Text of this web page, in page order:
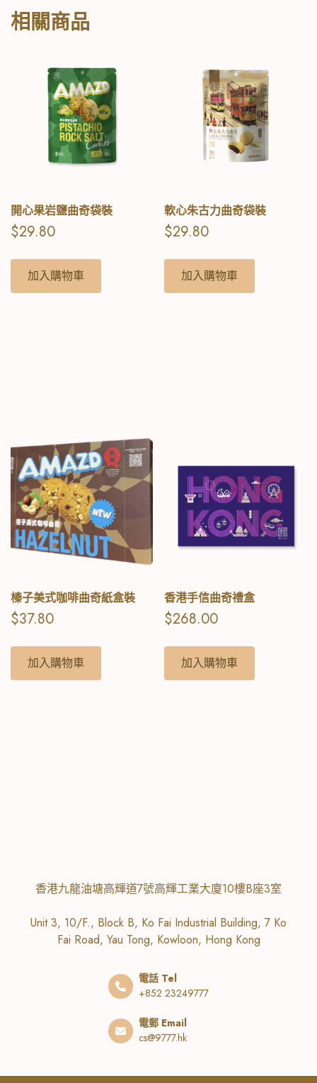
相關商品
開心果岩鹽曲奇袋裝
$29.80
加入購物車
軟心朱古力曲奇袋裝
$29.80
加入購物車
榛子美式咖啡曲奇紙盒裝
$37.80
加入購物車
香港手信曲奇禮盒
$268.00
加入購物車
香港九龍油塘高輝道7號高輝工業大廈10樓B座3室
Unit 3, 10/F., Block B, Ko Fai Industrial Building, 7 Ko
Fai Road, Yau Tong, Kowloon, Hong Kong
電話 Tel
+852 23249777
電郵 Email
cs@9777.hk